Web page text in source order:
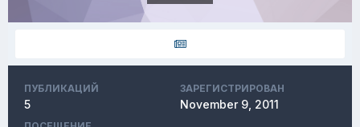
ПУБЛИКАЦИЙ
5
ЗАРЕГИСТРИРОВАН
November 9, 2011